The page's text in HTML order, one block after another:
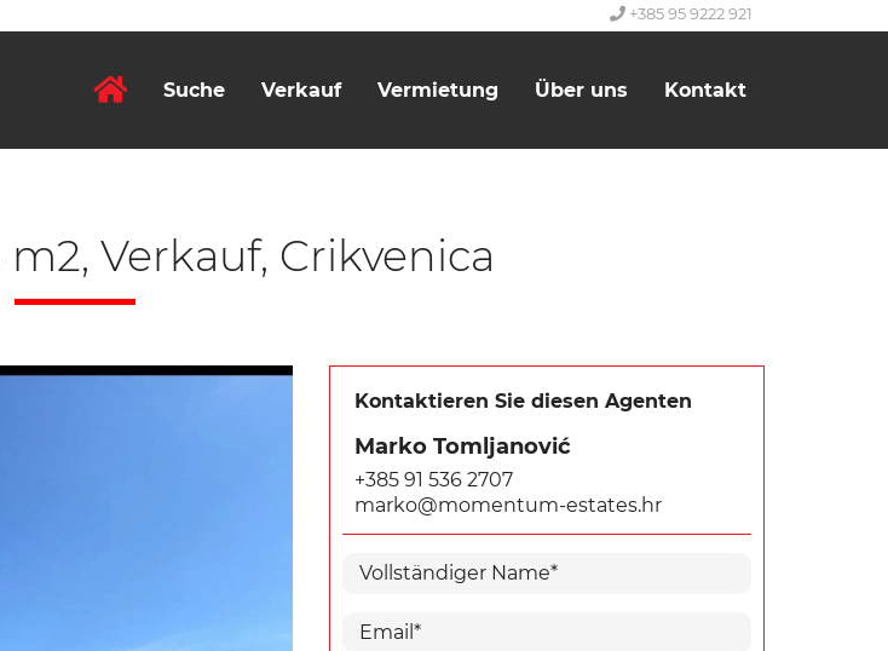
+385 95 9222 921
Suche Verkauf Vermietung Über uns Kontakt
Verkauf, Crikvenica
Kontaktieren Sie diesen Agenten
Marko Tomljanović
+385 91 536 2707
marko@momentum-estates.hr